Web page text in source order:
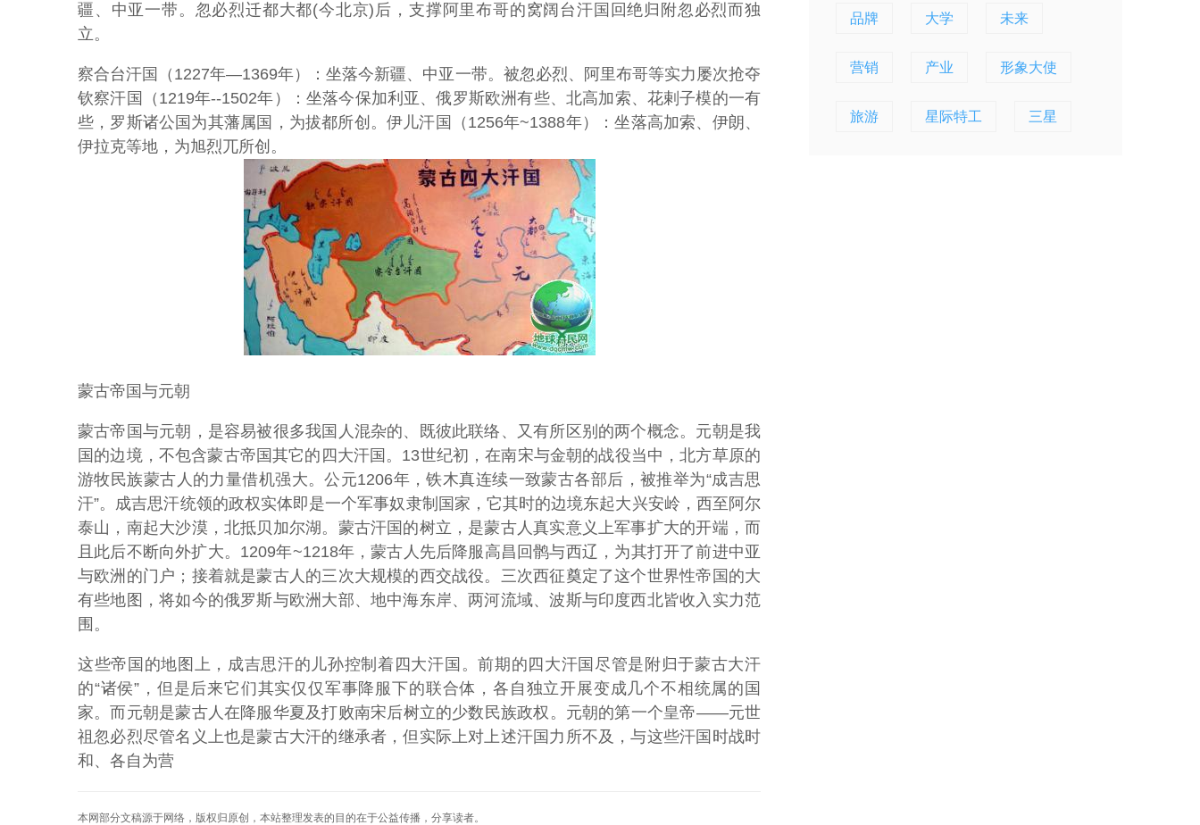
疆、中亚一带。忽必烈迁都大都(今北京)后，支撑阿里布哥的窝阔台汗国回绝归附忽必烈而独
立。
察合台汗国（1227年—1369年）：坐落今新疆、中亚一带。被忽必烈、阿里布哥等实力屡次抢夺
钦察汗国（1219年--1502年）：坐落今保加利亚、俄罗斯欧洲有些、北高加索、花剌子模的一有
些，罗斯诸公国为其藩属国，为拔都所创。伊儿汗国（1256年~1388年）：坐落高加索、伊朗、
伊拉克等地，为旭烈兀所创。
蒙古帝国与元朝
蒙古帝国与元朝，是容易被很多我国人混杂的、既彼此联络、又有所区别的两个概念。元朝是我
国的边境，不包含蒙古帝国其它的四大汗国。13世纪初，在南宋与金朝的战役当中，北方草原的
游牧民族蒙古人的力量借机强大。公元1206年，铁木真连续一致蒙古各部后，被推举为“成吉思
汗”。成吉思汗统领的政权实体即是一个军事奴隶制国家，它其时的边境东起大兴安岭，西至阿尔
泰山，南起大沙漠，北抵贝加尔湖。蒙古汗国的树立，是蒙古人真实意义上军事扩大的开端，而
且此后不断向外扩大。1209年~1218年，蒙古人先后降服高昌回鹘与西辽，为其打开了前进中亚
与欧洲的门户；接着就是蒙古人的三次大规模的西交战役。三次西征奠定了这个世界性帝国的大
有些地图，将如今的俄罗斯与欧洲大部、地中海东岸、两河流域、波斯与印度西北皆收入实力范
围。
这些帝国的地图上，成吉思汗的儿孙控制着四大汗国。前期的四大汗国尽管是附归于蒙古大汗
的“诸侯”，但是后来它们其实仅仅军事降服下的联合体，各自独立开展变成几个不相统属的国
家。而元朝是蒙古人在降服华夏及打败南宋后树立的少数民族政权。元朝的第一个皇帝——元世
祖忽必烈尽管名义上也是蒙古大汗的继承者，但实际上对上述汗国力所不及，与这些汗国时战时
和、各自为营
本网部分文稿源于网络，版权归原创，本站整理发表的目的在于公益传播，分享读者。
品牌 大学 未来
营销 产业 形象大使
旅游 星际特工 三星